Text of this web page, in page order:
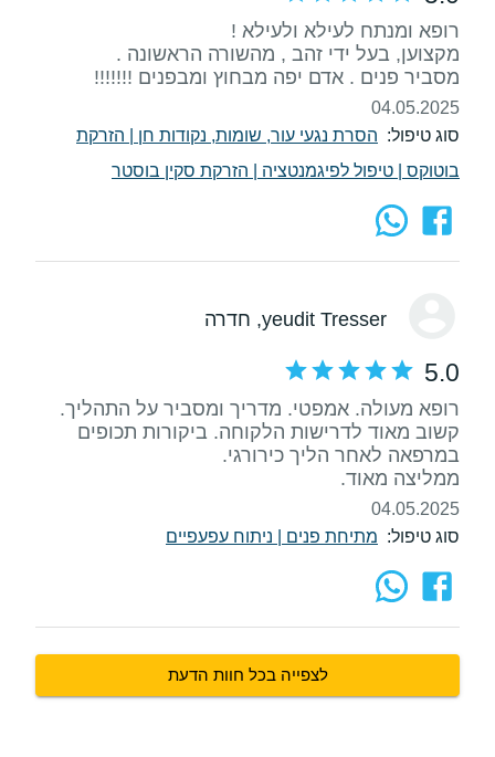
מסביר פנים . אדם יפה מבחוץ ומבפנים !!!!!!!
04.05.2025
סוג טיפול: הסרת נגעי עור, שומות, נקודות חן
הזרקת
בוטוקס
טיפול לפיגמנטציה הזרקת סקין בוסטר
yeudit Tresser, חדרה
5.0
רופא מעולה. אמפטי. מדריך ומסביר על התהליך.
קשוב מאוד לדרישות הלקוחה. ביקורות תכופים
ממליצה מאוד.
04.05.2025
סוג טיפול: מתיחת פנים ניתוח עפעפיים
לצפייה בכל חוות הדעת